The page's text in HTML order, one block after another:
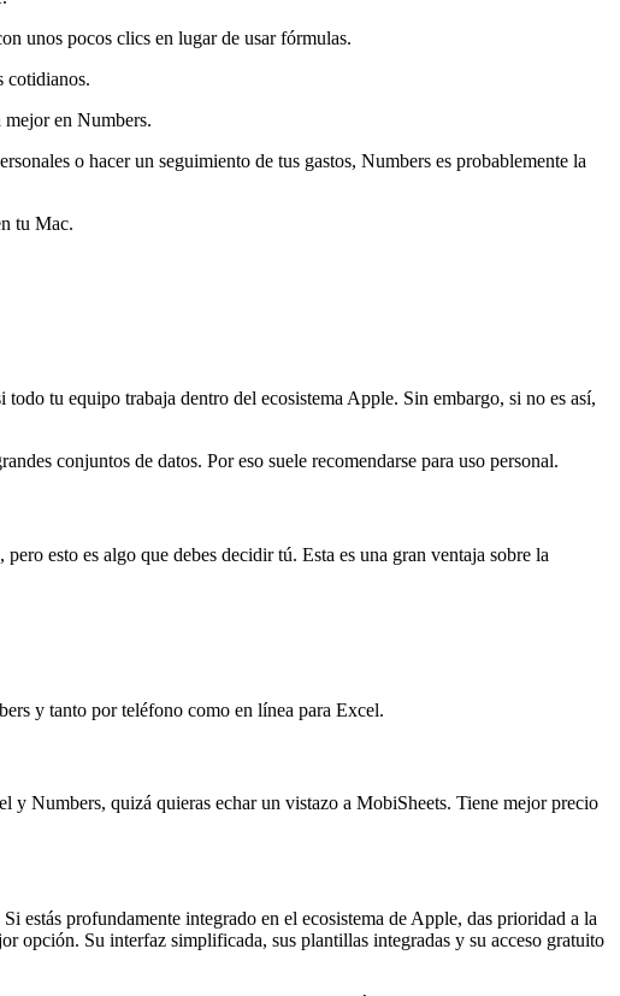
unos pocos clics en lugar de usar fórmulas.
cotidianos.
en Numbers.
o hacer un seguimiento de tus gastos, Numbers es probablemente la
tu Mac.
tu equipo trabaja dentro del ecosistema Apple. Sin embargo, si no es así,
conjuntos de datos. Por eso suele recomendarse para uso personal.
esto es algo que debes decidir tú. Esta es una gran ventaja sobre la
y tanto por teléfono como en línea para Excel.
y Numbers, quizá quieras echar un vistazo a MobiSheets. Tiene mejor precio
estás profundamente integrado en el ecosistema de Apple, das prioridad a la
opción. Su interfaz simplificada, sus plantillas integradas y su acceso gratuito